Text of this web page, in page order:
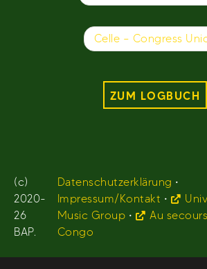
Celle – Congress
ZUM LOGBUCH
(c)
2020-
26
BAP.
Datenschutzerklärung •
Impressum/Kontakt •
Music Group •
Au
Congo